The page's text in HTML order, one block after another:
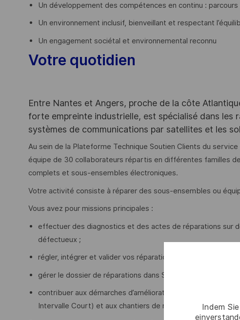
Indem
Un développement des compétences en continu :
Un environnement inclusif, bienveillant et respectant
Un engagement sociétal et environnemental reconnu
Votre quotidien
Entre Nantes et Angers, proche de la côte
forte empreinte industrielle, est spécialisé dans les
systèmes de communications par satellites et les
Au sein de la Plateforme Technique Soutien Clients du
équipe de 30 collaborateurs répartis en différentes familles
complets et sous-ensembles électroniques.
Votre activité consiste à réparer des sous-ensembles ou
Vous avez pour missions principales :
effectuer des diagnostics et des actes de réparations sur
défectueux ;
régler, intégrer et valider vos réparations sur des bancs de
gérer le dossier de réparations dans SAP ;
contribuer aux démarches d’améliorations continues LEAN
Intervalle Court) et aux chantiers de résolutions de